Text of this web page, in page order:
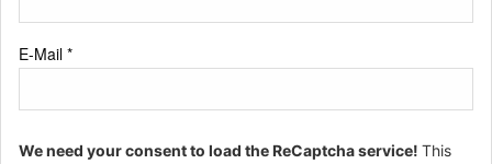
E-Mail *
We need your consent to load the ReCaptcha service! This